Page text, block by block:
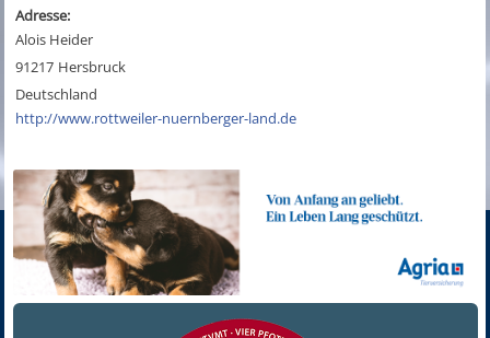
Adresse:
Alois Heider
91217 Hersbruck
Deutschland
http://www.rottweiler-nuernberger-land.de